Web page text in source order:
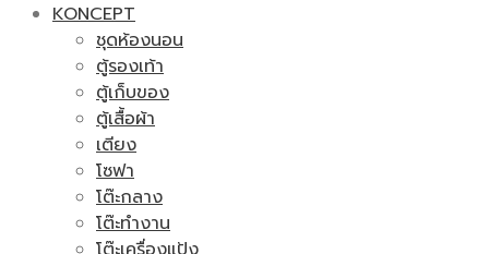
KONCEPT
ชุดห้องนอน
ตู้รองเท้า
ตู้เก็บของ
ตู้เสื้อผ้า
เตียง
โซฟา
โต๊ะกลาง
โต๊ะทำงาน